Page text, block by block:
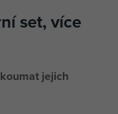
set, více
jejich